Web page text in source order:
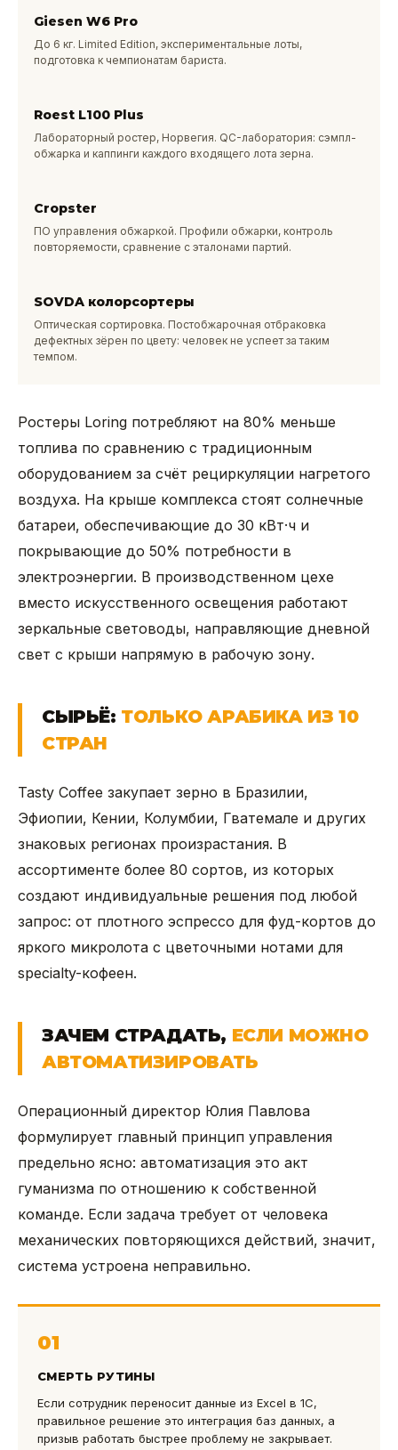
Giesen W6 Pro
До 6 кг. Limited Edition, экспериментальные лоты,
подготовка к чемпионатам бариста.
Roest L100 Plus
Лабораторный ростер, Норвегия. QC-лаборатория: сэмпл-
обжарка и каппинги каждого входящего лота зерна.
Cropster
ПО управления обжаркой. Профили обжарки, контроль
повторяемости, сравнение с эталонами партий.
SOVDA колорсортеры
Оптическая сортировка. Постобжарочная отбраковка
дефектных зёрен по цвету: человек не успеет за таким
темпом.
Ростеры Loring потребляют на 80% меньше
топлива по сравнению с традиционным
оборудованием за счёт рециркуляции нагретого
воздуха. На крыше комплекса стоят солнечные
батареи, обеспечивающие до 30 кВт·ч и
покрывающие до 50% потребности в
электроэнергии. В производственном цехе
вместо искусственного освещения работают
зеркальные световоды, направляющие дневной
свет с крыши напрямую в рабочую зону.
СЫРЬЁ: ТОЛЬКО АРАБИКА ИЗ 10
СТРАН
Tasty Coffee закупает зерно в Бразилии,
Эфиопии, Кении, Колумбии, Гватемале и других
знаковых регионах произрастания. В
ассортименте более 80 сортов, из которых
создают индивидуальные решения под любой
запрос: от плотного эспрессо для фуд-кортов до
яркого микролота с цветочными нотами для
specialty-кофеен.
ЗАЧЕМ СТРАДАТЬ, ЕСЛИ МОЖНО
АВТОМАТИЗИРОВАТЬ
Операционный директор Юлия Павлова
формулирует главный принцип управления
предельно ясно: автоматизация это акт
гуманизма по отношению к собственной
команде. Если задача требует от человека
механических повторяющихся действий, значит,
система устроена неправильно.
01
СМЕРТЬ РУТИНЫ
Если сотрудник переносит данные из Excel в 1С,
правильное решение это интеграция баз данных, а
призыв работать быстрее проблему не закрывает.